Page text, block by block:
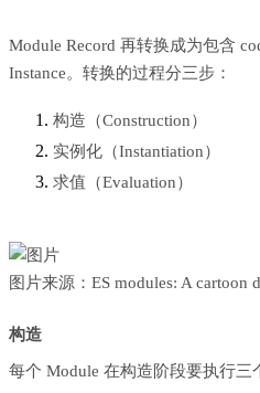
Module Record 再转换成为包含
Instance。转换的过程分三步：
构造（Construction）
实例化（Instantiation）
求值（Evaluation）
图片来源： ES modules: A cartoon
构造
每个 Module 在构造阶段要执行三